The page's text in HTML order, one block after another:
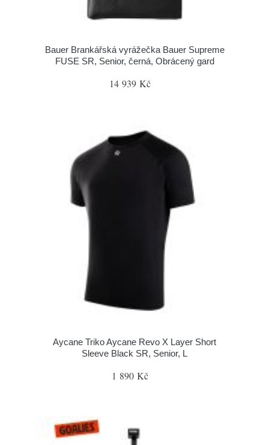
Bauer Brankářská vyrážečka Bauer Supreme
FUSE SR, Senior, černá, Obrácený gard
14 939 Kč
Aycane Triko Aycane Revo X Layer Short
Sleeve Black SR, Senior, L
1 890 Kč